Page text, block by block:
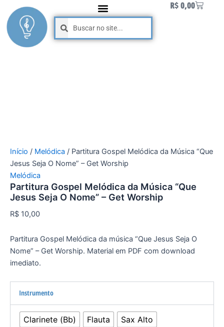
para
conteúdo
Pesquisar
R$0,00
Início / Melódica / Partitura Gospel Melódica da Música “Que
Jesus Seja O Nome” – Get Worship
Melódica
Partitura Gospel Melódica da Música “Que
Jesus Seja O Nome” – Get Worship
R$ 10,00
Partitura Gospel Melódica da música “Que Jesus Seja O
Nome” – Get Worship. Material em PDF com download
imediato.
Instrumento
Clarinete (Bb) Flauta
Sax Alto
Partitura
Gospel
Melódica
Música